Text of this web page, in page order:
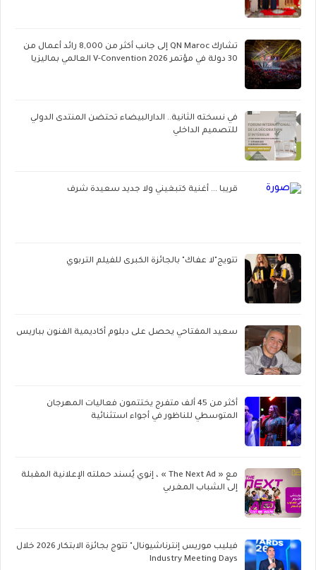
تشارك QN Maroc إلى جانب أكثر من 8,000 رائد أعمال من
30 دولة في مؤتمر V-Convention 2026 العالمي بماليزيا
في نسخته الثانية.. الدارالبيضاء تحتضن المنتدى الدولي
للتصميم الداخلي
قريبا ... أغنية كتبغيني ولا جديد سعيدة شرف
تتويج"لا عفاك" بالجائزة الكبرى للفيلم التربوي
سعيد المفتاحي يحصل على دبلوم أكاديمية الفنون بباريس
أكثر من 45 ألف متفرج يختتمون فعاليات المهرجان
المتوسطي للناظور في أجواء استثنائية
مع « The Next Ad » ، إنوي يُسند حملته الإعلانية المقبلة
إلى الشباب المغربي
فيليب موريس إنترناشيونال" تتوج بجائزة الابتكار 2026 خلال
Industry Meeting Days